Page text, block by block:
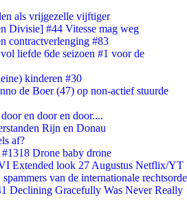
als vrijgezelle vijftiger
Divisie] #44 Vitesse mag weg
contractverlenging #83
liefde 6de seizoen #1 voor de
kinderen #30
de Boer (47) op non-actief stuurde
en door en door....
Rijn en Donau
af?
Drone baby drone
Extended look 27 Augustus Netflix/YT
van de internationale rechtsorde
Declining Gracefully Was Never Really